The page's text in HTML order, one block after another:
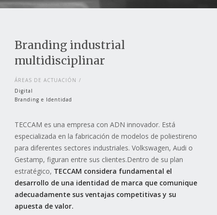
Branding industrial
multidisciplinar
ÁREAS DE ACTUACIÓN
Digital
Branding e Identidad
TECCAM es una empresa con ADN innovador. Está
especializada en la fabricación de modelos de poliestireno
para diferentes sectores industriales. Volkswagen, Audi o
Gestamp, figuran entre sus clientes.Dentro de su plan
estratégico, TECCAM considera fundamental el
desarrollo de una identidad de marca que comunique
adecuadamente sus ventajas competitivas y su
apuesta de valor.